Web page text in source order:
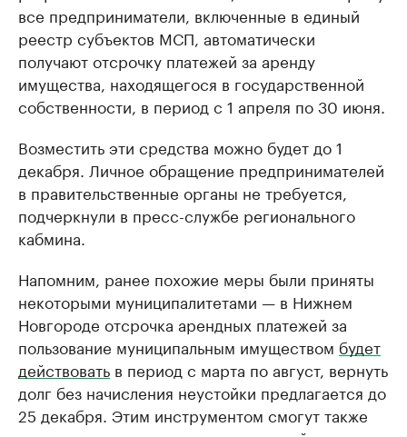
все предприниматели, включенные в единый
реестр субъектов МСП, автоматически
получают отсрочку платежей за аренду
имущества, находящегося в государственной
собственности, в период с 1 апреля по 30 июня.
Возместить эти средства можно будет до 1
декабря. Личное обращение предпринимателей
в правительственные органы не требуется,
подчеркнули в пресс-службе регионального
кабмина.
Напомним, ранее похожие меры были приняты
некоторыми муниципалитетами — в Нижнем
Новгороде отсрочка арендных платежей за
пользование муниципальным имуществом будет
действовать в период с марта по август, вернуть
долг без начисления неустойки предлагается до
25 декабря. Этим инструментом смогут также